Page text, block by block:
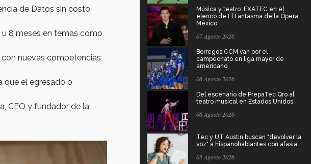
de Datos sin costo
8 meses en temas como
nuevas competencias
que el egresado o
CEO y fundador de la
Música y teatro: EXATEC en el
elenco de El Fantasma de la Ópera
México
07 Agosto 2026
Borregos CCM van por el
campeonato en liga mayor de
americano
06 Agosto 2026
Del escenario de PrepaTec Qro al
teatro musical en Estados Unidos
06 Agosto 2026
Tec y UT Austin buscan "devolver la
voz" a hispanohablantes con afasia
05 Agosto 2026